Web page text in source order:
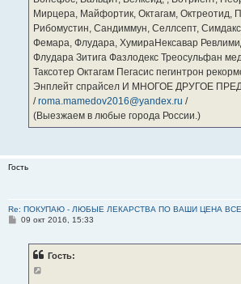
Мирцера, Майфортик, Октагам, Октреотид,
Рибомустин, Сандиммун, Селлсепт,
Фемара, Флудара, ХумираНексавар
Флудара Зитига Фазлодекс Треосульфан
Таксотер Октагам Пегасис пегинтрон
Энплейт спрайсел И МНОГОЕ ДРУГОЕ
/roma.mamedov2016@yandex.ru /
(Выезжаем в любые города России.)
Гость
Re: ПОКУПАЮ - ЛЮБЫЕ ЛЕКАРСТВА ПО ВАШИ ЦЕНА
С09 окт 2016, 15:33
Гость: